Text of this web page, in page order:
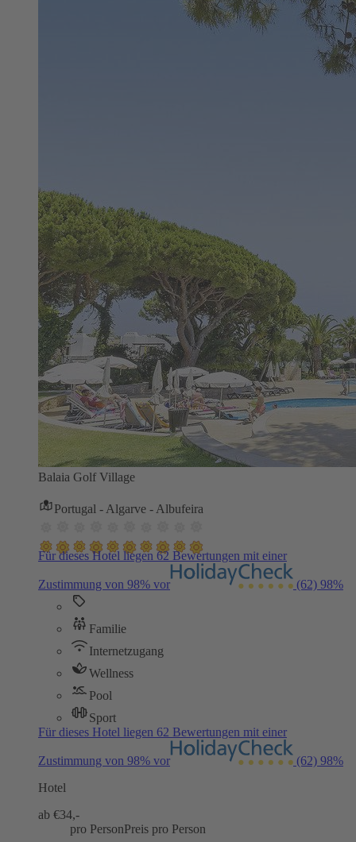
Balaia Golf Village
Portugal - Algarve - Albufeira
Für dieses Hotel liegen 62 Bewertungen mit einer
Zustimmung von 98% vor (62) 98%
Familie
Internetzugang
Wellness
Pool
Sport
Für dieses Hotel liegen 62 Bewertungen mit einer
Zustimmung von 98% vor (62) 98%
Hotel
ab €34,-
pro PersonPreis pro Person